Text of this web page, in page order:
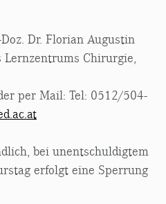
Dr. Florian Augustin
Chirurgie,
per Mail: Tel: 0512/504-
bei unentschuldigtem
erfolgt eine Sperrung